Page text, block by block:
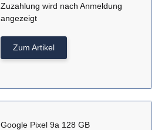
Zuzahlung wird nach Anmeldung
angezeigt
Zum Artikel
Google Pixel 9a 128 GB